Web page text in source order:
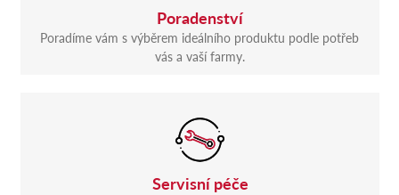
Poradenství
Poradíme vám s výběrem ideálního produktu podle potřeb
vás a vaší farmy.
Servisní péče